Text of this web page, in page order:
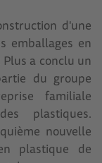
d'une
emballages en
a conclu un
du groupe
familiale
plastiques.
nouvelle
plastique de